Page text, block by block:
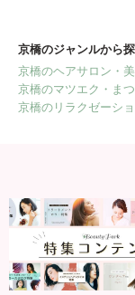
京橋のジャンルから
京橋のヘアサロン・
京橋のマツエク・ま
京橋のリラクゼーシ